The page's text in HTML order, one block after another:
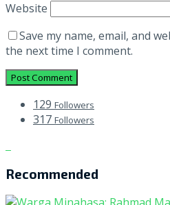
Website
Save my name, email, and
the next time I comment.
129 Followers
317 Followers
Recommended